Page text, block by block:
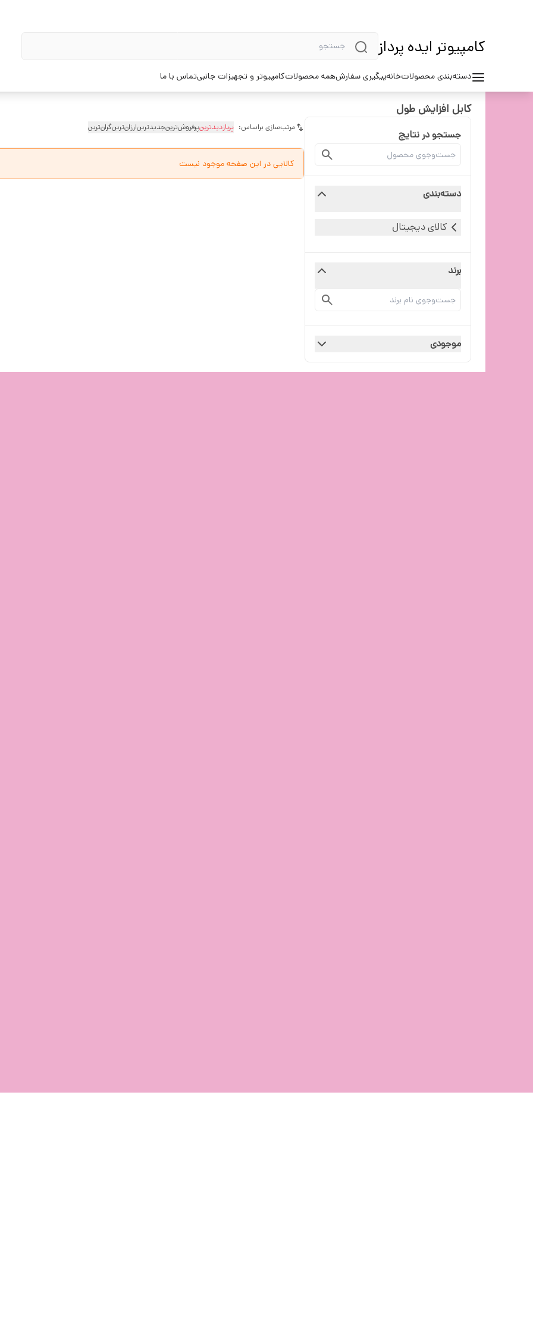
کامپیوتر ایده پرداز
دسته‌بندی محصولاتخانهپیگیری سفارشهمه محصولاتکامپیوتر و تجهیزات جانبیتماس با ما
کابل افزایش طول
جستجو در نتایج
دسته‌بندی
کالای دیجیتال
برند
موجودی
مرتب‌سازی براساس: پربازدیدترینپرفروش‌ترینجدیدترینارزان‌ترینگران‌ترین
کالایی در این صفحه موجود نیست